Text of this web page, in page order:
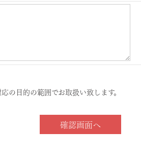
の目的の範囲でお取扱い致します。